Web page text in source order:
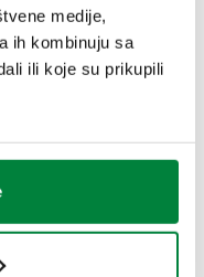
medije,
ih kombinuju sa
ili koje su prikupili